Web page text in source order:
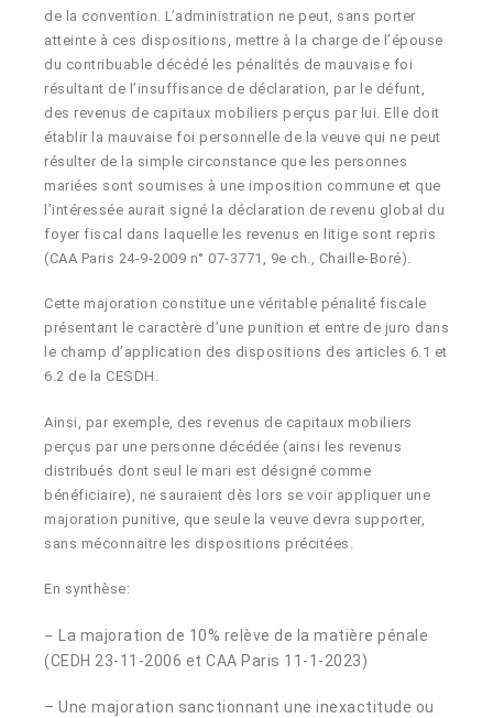
de la convention. L’administration ne peut, sans porter
atteinte à ces dispositions, mettre à la charge de l’épouse
du contribuable décédé les pénalités de mauvaise foi
résultant de l’insuffisance de déclaration, par le défunt,
des revenus de capitaux mobiliers perçus par lui. Elle doit
établir la mauvaise foi personnelle de la veuve qui ne peut
résulter de la simple circonstance que les personnes
mariées sont soumises à une imposition commune et que
l’intéressée aurait signé la déclaration de revenu global du
foyer fiscal dans laquelle les revenus en litige sont repris
(CAA Paris 24-9-2009 n° 07-3771, 9e ch., Chaille-Boré).
Cette majoration constitue une véritable pénalité fiscale
présentant le caractère d’une punition et entre de juro dans
le champ d’application des dispositions des articles 6.1 et
6.2 de la CESDH.
Ainsi, par exemple, des revenus de capitaux mobiliers
perçus par une personne décédée (ainsi les revenus
distribués dont seul le mari est désigné comme
bénéficiaire), ne sauraient dès lors se voir appliquer une
majoration punitive, que seule la veuve devra supporter,
sans méconnaitre les dispositions précitées.
En synthèse:
–
La majoration de 10% relève de la matière pénale
(CEDH 23-11-2006 et CAA Paris 11-1-2023)
– Une majoration sanctionnant une inexactitude ou